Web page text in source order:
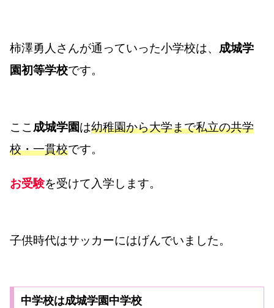
柿澤勇人さんが通っていった小学校は、 成城学
園初等学校です。
ここ 成城学園は幼稚園から大学まで私立の共学
校・一貫校です。
お受験を受けて入学します。
子供時代はサッカーにはげんでいました。
中学校は成城学園中学校